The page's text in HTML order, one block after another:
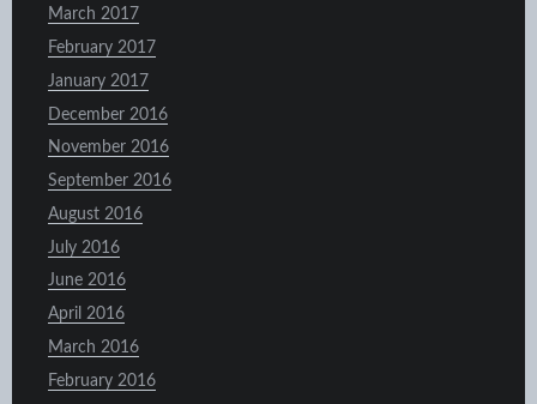
March 2017
February 2017
January 2017
December 2016
November 2016
September 2016
August 2016
July 2016
June 2016
April 2016
March 2016
February 2016